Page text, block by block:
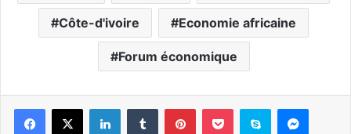
Côte-d'ivoire Economie africaine
Forum économique
Facebook
X LinkedinTumblr PinterestPocket Skype